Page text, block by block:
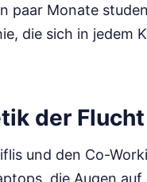
paar Monate
die sich in jedem
der
und den Co-
die Augen